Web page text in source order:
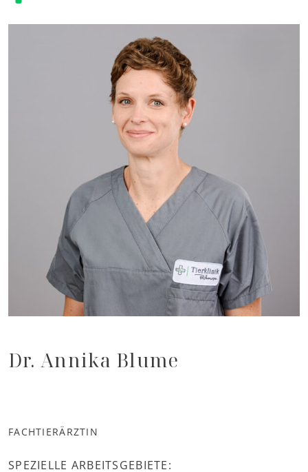
Dr. Annika Blume
FACHTIERÄRZTIN
SPEZIELLE ARBEITSGEBIETE: